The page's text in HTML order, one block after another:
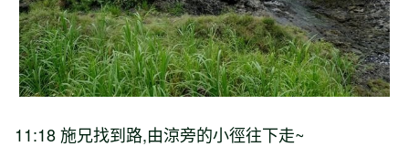
11:18 施兄找到路,由涼旁的小徑往下走~